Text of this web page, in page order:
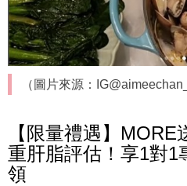
（圖片來源：
【限量禮遇】
重肝脂評估！享1對1
領